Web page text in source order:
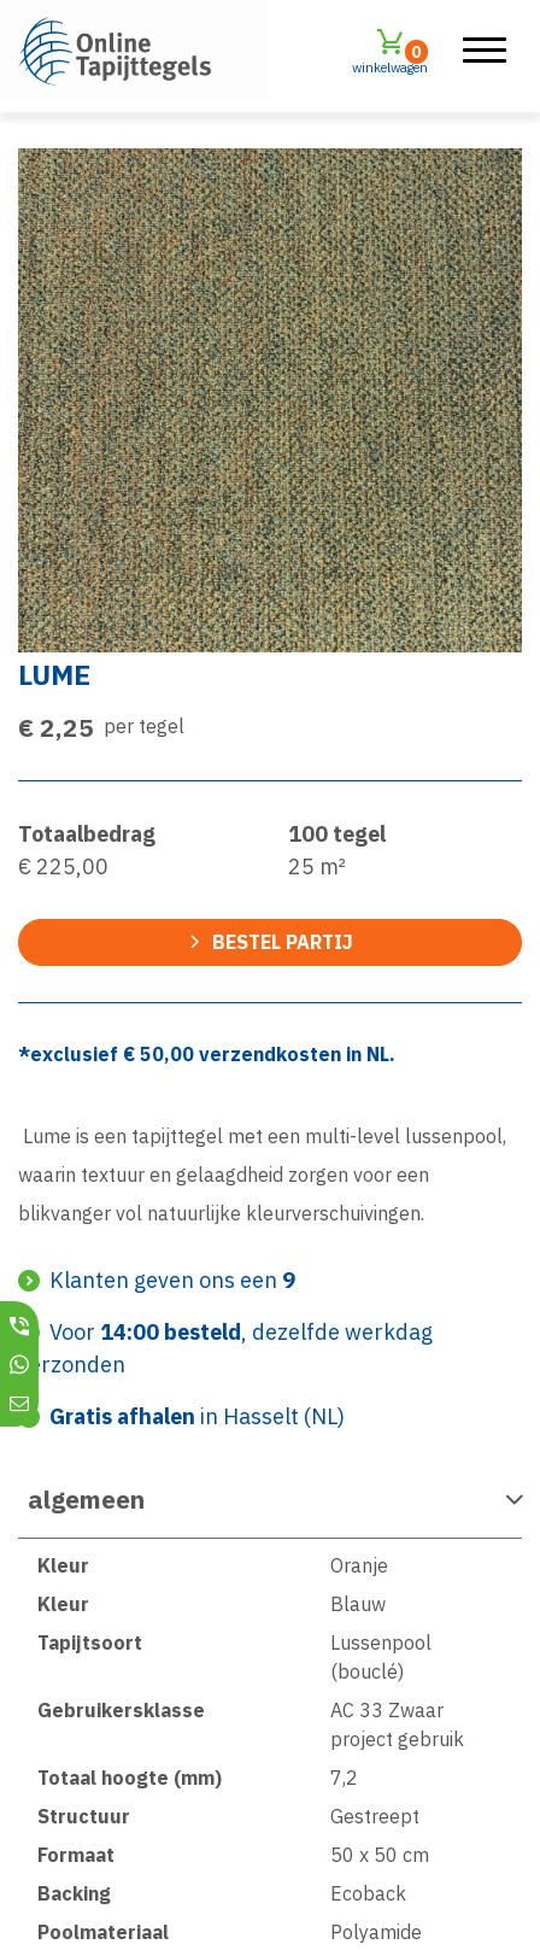
winkelwagen
0
LUME
€ 2,25 per tegel
Totaalbedrag
€ 225,00
100 tegel
25 m²
BESTEL PARTIJ
*exclusief € 50,00 verzendkosten in NL.
Lume is een tapijttegel met een multi-level lussenpool,
waarin textuur en gelaagdheid zorgen voor een
blikvanger vol natuurlijke kleurverschuivingen.
Klanten geven ons een 9
Voor 14:00 besteld, dezelfde werkdag
verzonden
Gratis afhalen in Hasselt (NL)
algemeen
Kleur
Oranje
Kleur
Blauw
Tapijtsoort
Lussenpool
(bouclé)
Gebruikersklasse
AC 33 Zwaar
project gebruik
Totaal hoogte (mm)
7,2
Structuur
Gestreept
Formaat
50 x 50 cm
Backing
Ecoback
Poolmateriaal
Polyamide